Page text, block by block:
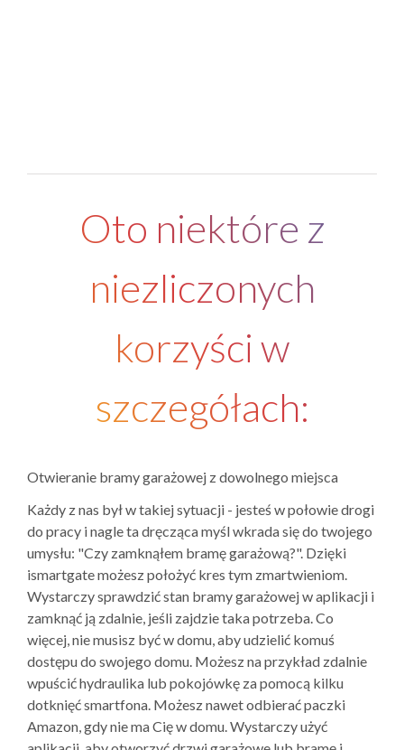
Oto niektóre z
niezliczonych
korzyści w
szczegółach:
Otwieranie bramy garażowej z dowolnego miejsca
Każdy z nas był w takiej sytuacji - jesteś w połowie drogi
do pracy i nagle ta dręcząca myśl wkrada się do twojego
umysłu: "Czy zamknąłem bramę garażową?". Dzięki
ismartgate możesz położyć kres tym zmartwieniom.
Wystarczy sprawdzić stan bramy garażowej w aplikacji i
zamknąć ją zdalnie, jeśli zajdzie taka potrzeba. Co
więcej, nie musisz być w domu, aby udzielić komuś
dostępu do swojego domu. Możesz na przykład zdalnie
wpuścić hydraulika lub pokojówkę za pomocą kilku
dotknięć smartfona. Możesz nawet odbierać paczki
Amazon, gdy nie ma Cię w domu. Wystarczy użyć